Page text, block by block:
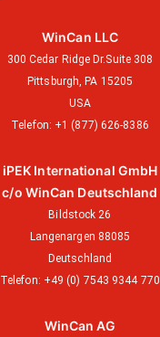
WinCan LLC
300 Cedar Ridge Dr.Suite 308
Pittsburgh, PA 15205
USA
Telefon: +1 (877) 626-8386
iPEK International GmbH
c/o WinCan Deutschland
Bildstock 26
Langenargen 88085
Deutschland
Telefon: +49 (0) 7543 9344 770
WinCan AG